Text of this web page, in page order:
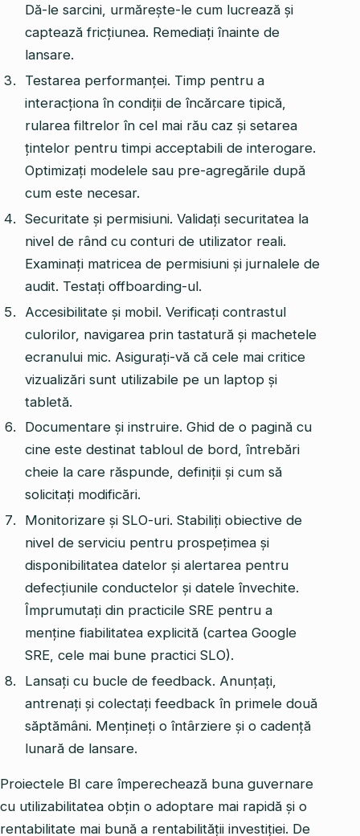
Dă-le sarcini, urmărește-le cum lucrează și
captează fricțiunea. Remediați înainte de
lansare.
Testarea performanței. Timp pentru a
interacționa în condiții de încărcare tipică,
rularea filtrelor în cel mai rău caz și setarea
țintelor pentru timpi acceptabili de interogare.
Optimizați modelele sau pre-agregările după
cum este necesar.
Securitate și permisiuni. Validați securitatea la
nivel de rând cu conturi de utilizator reali.
Examinați matricea de permisiuni și jurnalele de
audit. Testați offboarding-ul.
Accesibilitate și mobil. Verificați contrastul
culorilor, navigarea prin tastatură și machetele
ecranului mic. Asigurați-vă că cele mai critice
vizualizări sunt utilizabile pe un laptop și
tabletă.
Documentare și instruire. Ghid de o pagină cu
cine este destinat tabloul de bord, întrebări
cheie la care răspunde, definiții și cum să
solicitați modificări.
Monitorizare și SLO-uri. Stabiliți obiective de
nivel de serviciu pentru prospețimea și
disponibilitatea datelor și alertarea pentru
defecțiunile conductelor și datele învechite.
Împrumutați din practicile SRE pentru a
menține fiabilitatea explicită (cartea Google
SRE, cele mai bune practici SLO).
Lansați cu bucle de feedback. Anunțați,
antrenați și colectați feedback în primele două
săptămâni. Mențineți o întârziere și o cadență
lunară de lansare.
Proiectele BI care împerechează buna guvernare
cu utilizabilitatea obțin o adoptare mai rapidă și o
rentabilitate mai bună a rentabilității investiției. De